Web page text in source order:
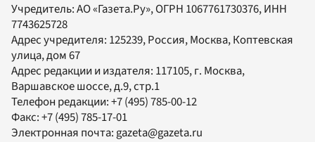
Учредитель:АО «Газета.Ру», ОГРН 1067761730376, ИНН
7743625728
Адрес учредителя: 125239, Россия, Москва, Коптевская
улица, дом 67
Адрес редакции и издателя: 117105, г. Москва,
Варшавское шоссе, д.9, стр.1
Телефон редакции:+7 (495) 785-00-12
Факс:+7 (495) 785-17-01
Электронная почта:gazeta@gazeta.ru